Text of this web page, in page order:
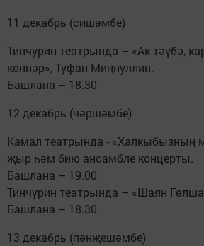
11 декабрь (сишәмбе)
Тинчурин театрында – «Ак тәүбә,
көннәр», Туфан Миңнуллин.
Башлана – 18.30
12 декабрь (чәршәмбе)
Камал театрында - «Халкыбызның
җыр һәм бию ансамбле концерты.
Башлана – 19.00
Тинчурин театрында – «Шаян
Башлана – 18.30
13 декабрь (пәнҗешәмбе)